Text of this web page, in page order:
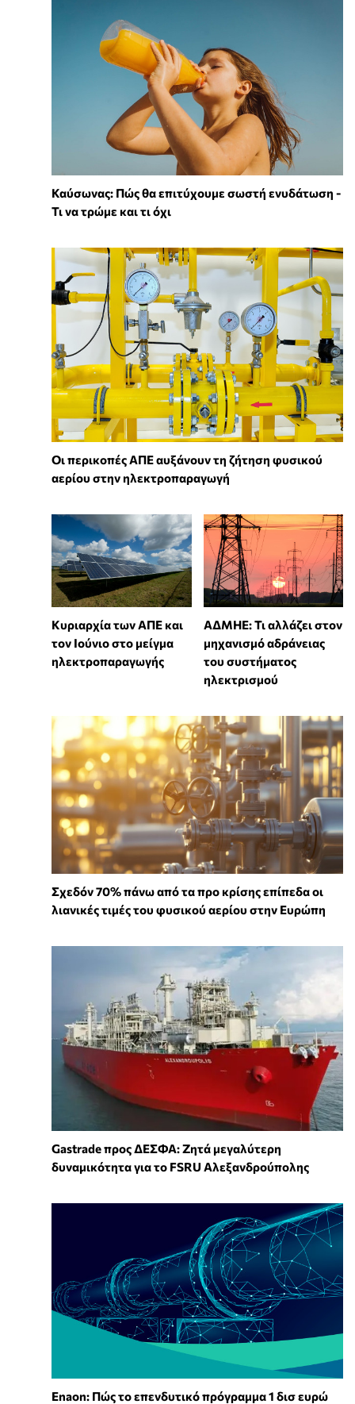
Καύσωνας: Πώς θα επιτύχουμε σωστή ενυδάτωση -
Τι να τρώμε και τι όχι
Οι περικοπές ΑΠΕ αυξάνουν τη ζήτηση φυσικού
αερίου στην ηλεκτροπαραγωγή
Κυριαρχία των ΑΠΕ και
τον Ιούνιο στο μείγμα
ηλεκτροπαραγωγής
ΑΔΜΗΕ: Τι αλλάζει στον
μηχανισμό αδράνειας
του συστήματος
ηλεκτρισμού
Σχεδόν 70% πάνω από τα προ κρίσης επίπεδα οι
λιανικές τιμές του φυσικού αερίου στην Ευρώπη
Gastrade προς ΔΕΣΦΑ: Ζητά μεγαλύτερη
δυναμικότητα για το FSRU Αλεξανδρούπολης
Enaon: Πώς το επενδυτικό πρόγραμμα 1 δισ ευρώ